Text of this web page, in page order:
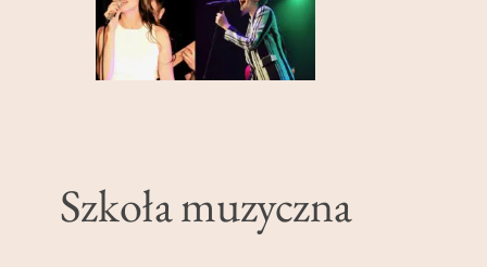
Szkoła muzyczna